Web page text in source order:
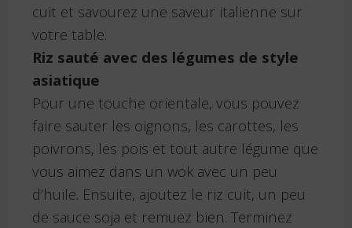
cuit et savourez une saveur italienne sur
votre table.
Riz sauté avec des légumes de style
asiatique
Pour une touche orientale, vous pouvez
faire sauter les oignons, les carottes, les
poivrons, les pois et tout autre légume que
vous aimez dans un wok avec un peu
d’huile. Ensuite, ajoutez le riz cuit, un peu
de sauce soja et remuez bien. Terminez